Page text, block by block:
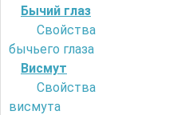
Бычий глаз
Свойства
бычьего глаза
Висмут
Свойства
висмута